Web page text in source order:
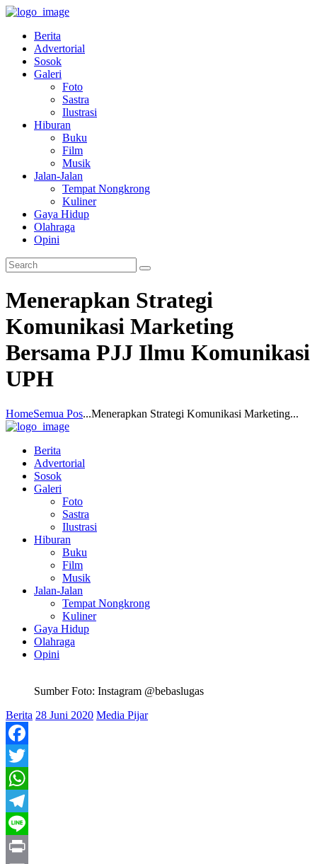
Berita
Advertorial
Sosok
Galeri
Foto
Sastra
Ilustrasi
Hiburan
Buku
Film
Musik
Jalan-Jalan
Tempat Nongkrong
Kuliner
Gaya Hidup
Olahraga
Opini
Menerapkan Strategi
Komunikasi Marketing
Bersama PJJ Ilmu Komunikasi
UPH
HomeSemua Pos...Menerapkan Strategi Komunikasi Marketing...
Berita
Advertorial
Sosok
Galeri
Foto
Sastra
Ilustrasi
Hiburan
Buku
Film
Musik
Jalan-Jalan
Tempat Nongkrong
Kuliner
Gaya Hidup
Olahraga
Opini
Sumber Foto: Instagram @bebaslugas
Berita 28 Juni 2020 Media Pijar
Facebook
Twitter
WhatsApp
Telegram
Line